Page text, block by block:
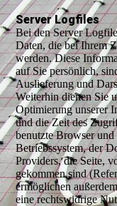
Server Logfiles
Bei den Server
Daten, die bei Ihrem
werden. Diese
auf Sie persönlich,
Auslieferung und
Weiterhin dienen Sie
Optimierung unserer
und die Zeit des
benutzte Browser und
Betriebssystem, der
Providers, die Seite,
gekommen sind
ermöglichen
eine rechtswidrige